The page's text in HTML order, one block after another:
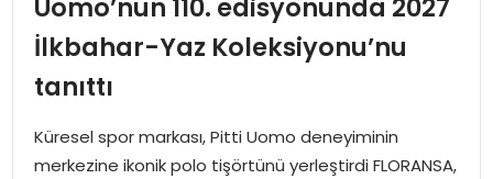
EĞITIM
GÜNDEM
Uomo’nun 110. edisyonunda 2027
İlkbahar-Yaz Koleksiyonu’nu
tanıttı
Küresel spor markası, Pitti Uomo deneyiminin
merkezine ikonik polo tişörtünü yerleştirdi FLORANSA,